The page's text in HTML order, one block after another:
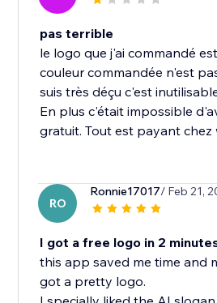
pas terrible
le logo que j'ai commandé
couleur commandée n'est
suis très déçu c'est
En plus c'était impossible
gratuit. Tout est payant chez
RO
Ronnie17017/ Feb 21,
I got a free logo in 2
this app saved me time and
got a pretty logo.